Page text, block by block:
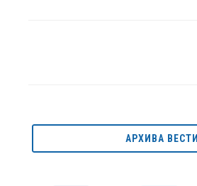
АРХИВА ВЕСТИ